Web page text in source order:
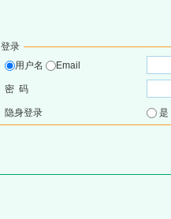
登录
用户名
Email
密 码
隐身登录